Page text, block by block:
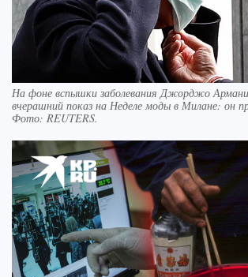
На фоне вспышки заболевания Джорджо Армани
вчерашний показ на Неделе моды в Милане: он
Фото: REUTERS.